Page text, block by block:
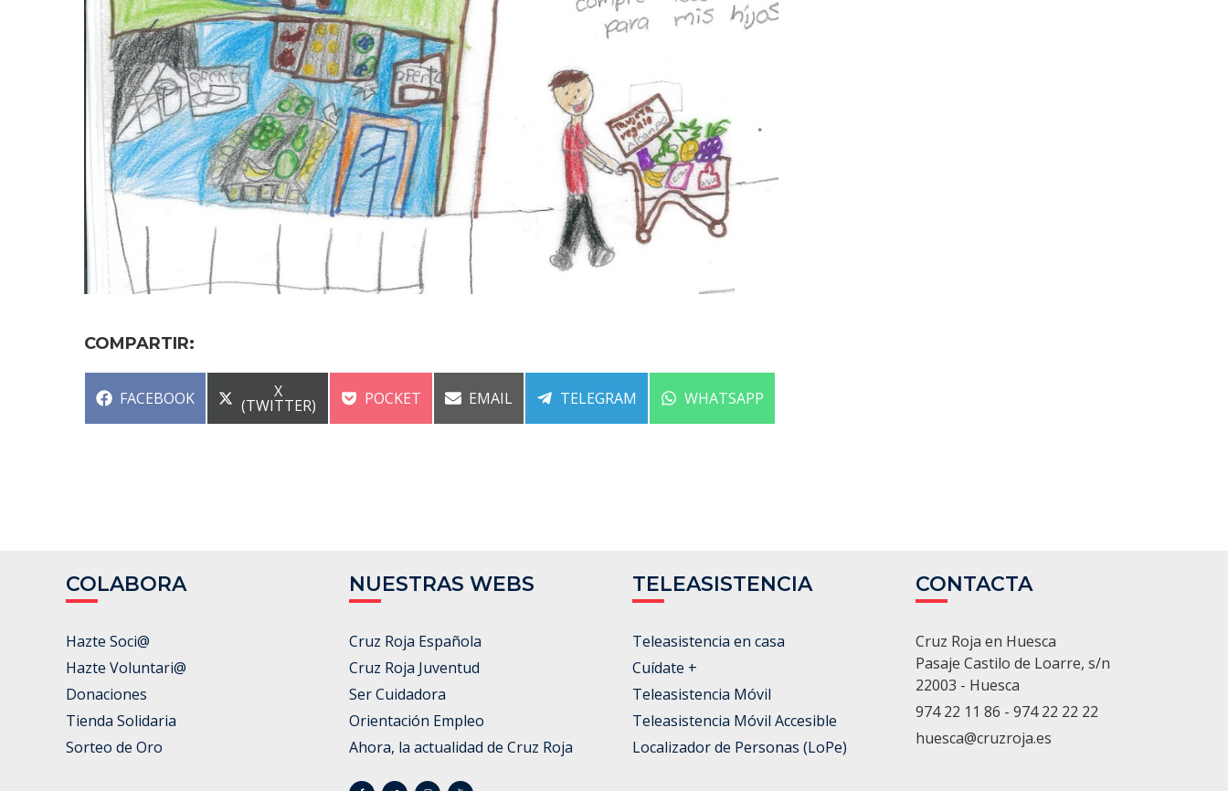
COMPARTIR:
COMPARTIR
FACEBOOK COMPARTIR
EN
X
(TWITTER) COMPARTIR
POCKET COMPARTIR
EMAIL COMPARTIR
TELEGRAM COMPARTIR
WHATSAPP
COLABORA
Hazte Soci@
Hazte Voluntari@
Donaciones
Tienda Solidaria
Sorteo de Oro
NUESTRAS WEBS
Cruz Roja Española
Cruz Roja Juventud
Ser Cuidadora
Orientación Empleo
Ahora, la actualidad de Cruz Roja
TELEASISTENCIA
Teleasistencia en casa
Cuídate +
Teleasistencia Móvil
Teleasistencia Móvil Accesible
Localizador de Personas (LoPe)
CONTACTA
Cruz Roja en Huesca
Pasaje Castilo de Loarre, s/n
22003 - Huesca
974 22 11 86 - 974 22 22 22
huesca@cruzroja.es